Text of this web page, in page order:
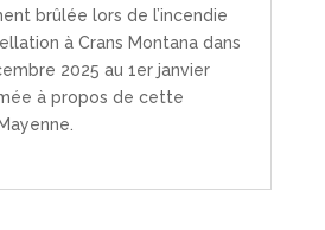
brûlée lors de l’incendie
à Crans Montana dans
2025 au 1er janvier
à propos de cette